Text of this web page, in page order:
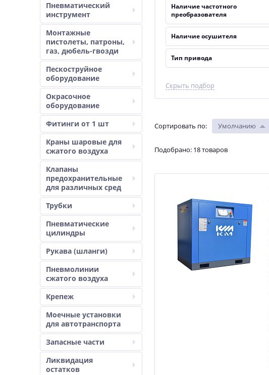
Пневматический
инструмент
Монтажные
пистолеты, патроны,
газ, дюбель-гвозди
Пескоструйное
оборудование
Окрасочное
оборудование
Фитинги от 1 шт
Краны шаровые для
сжатого воздуха
Клапаны
предохранительные
для различных сред
Трубки
Пневматические
цилиндры
Рукава (шланги)
Пневмолинии
сжатого воздуха
Крепеж
Моечные установки
для автотранспорта
Запасные части
Ликвидация
остатков
Наличие частотного
преобразователя
Наличие осушителя
Тип привода
Скрыть подбор
Сортировать по: Умолчанию
Подобрано: 18 товаров